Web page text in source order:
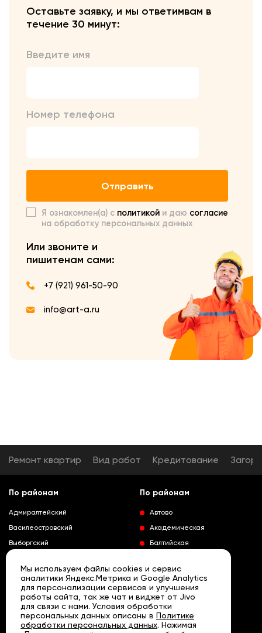
Оставьте заявку, и мы ответимвам в
течение 30 минут:
Введите имя
Номер телефона
Отправить
Я ознакомлен(а) с политикой и даю согласие
на обработку персональных данных
Или звоните и
пишитенам сами:
+7 (921) 961-50-90
info@art-a.ru
Ремонт квартир Вид работ Кредитование
По районам
Адмиралтейский
Василеостровский
Выборгский
Колпинский
Красногвардейский
Краносельский
Кронштадтский
Развернуть
По районам
Автово
Академическая
Балтийская
Выборгская
Гражданский проспект
Девяткино
Кировский завод
Мы используем файлы cookies и сервис
аналитики Яндекс.Метрика и Google Analytics
для персонализации сервисов и улучшения
работы сайта, так же чат и виджет от Jivo
для связи с нами. Условия обработки
персональных данных описаны в Политике
обработки персональных данных. Нажимая